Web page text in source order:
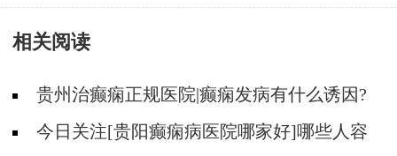
癫痫会死吗？
相关阅读
贵州治癫痫正规医院|癫痫发病有什么诱因?
今日关注[贵阳癫痫病医院哪家好]哪些人容